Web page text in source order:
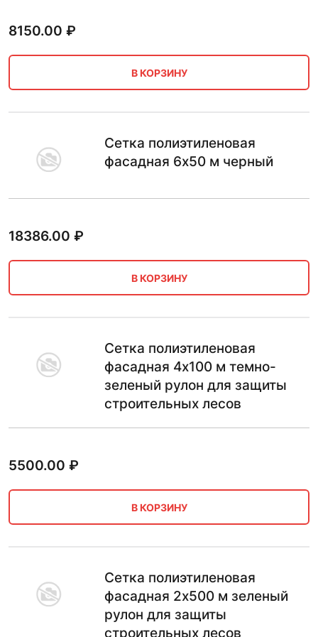
8150.00 ₽
В КОРЗИНУ
Сетка полиэтиленовая
фасадная 6х50 м черный
18386.00 ₽
В КОРЗИНУ
Сетка полиэтиленовая
фасадная 4х100 м темно-
зеленый рулон для защиты
строительных лесов
5500.00 ₽
В КОРЗИНУ
Сетка полиэтиленовая
фасадная 2х500 м зеленый
рулон для защиты
строительных лесов